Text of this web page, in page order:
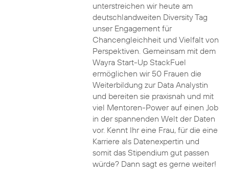
unterstreichen wir heute am
deutschlandweiten Diversity Tag
unser Engagement für
Chancengleichheit und Vielfalt von
Perspektiven. Gemeinsam mit dem
Wayra Start-Up StackFuel
ermöglichen wir 50 Frauen die
Weiterbildung zur Data Analystin
und bereiten sie praxisnah und mit
viel Mentoren-Power auf einen Job
in der spannenden Welt der Daten
vor. Kennt Ihr eine Frau, für die eine
Karriere als Datenexpertin und
somit das Stipendium gut passen
würde? Dann sagt es gerne weiter!